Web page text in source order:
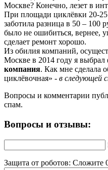
Москве? Конечно, лезет в
При площади циклёвки 20-
заботила разница в 50 – 100
было не ошибиться, вернее,
сделает ремонт хорошо.
Из обилия компаний,
Москве в 2014 году я
компания. Как мне сделала
циклёвочная» - в следующей
Вопросы и комментарии
спам.
Вопросы и отзывы:
Защита от роботов: